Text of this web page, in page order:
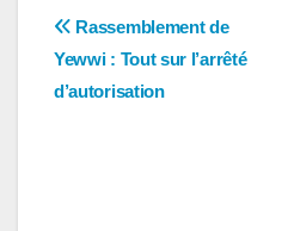
Navigation
de
Rassemblement de
Yewwi : Tout sur l’arrêté
d’autorisation